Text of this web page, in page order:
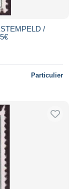
/
Particulier